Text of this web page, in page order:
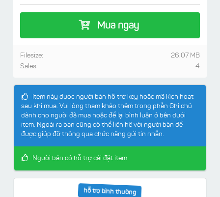
Mua ngay
26.07 MB
Filesize:
4
Sales:
Item này được người bán hỗ trợ key hoặc mã kích hoạt
sau khi mua. Vui lòng tham khảo thêm trong phần Ghi chú
dành cho người đã mua hoặc để lại bình luận ở bên dưới
item. Ngoài ra bạn cũng có thể liên hệ với người bán để
được giúp đỡ thông qua chức năng gửi tin nhắn.
Người bán có hỗ trợ cài đặt item
hỗ trợ bình thường